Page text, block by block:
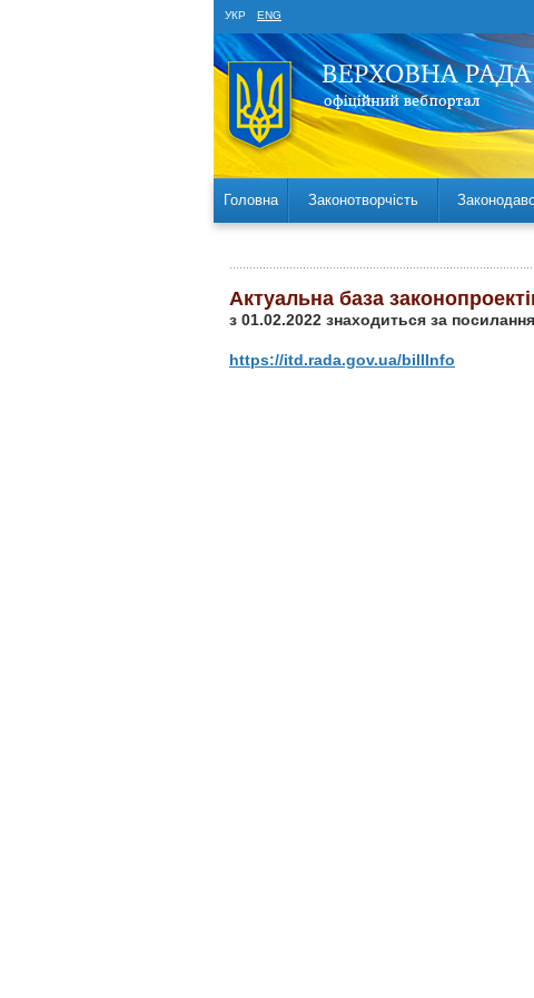
УКР ENG
Головна Законотворчість
Актуальна база
з 01.02.2022 знаходиться за
https://itd.rada.gov.ua/billInfo